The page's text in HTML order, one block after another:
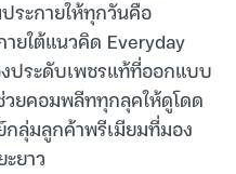
ระกายให้ทุกวันคือ
ยใต้แนวคิด Everyday
ประดับเพชรแท้ที่ออกแบบ
วยคอมพลีททุกลุคให้ดูโดด
กลุ่มลูกค้าพรีเมียมที่มอง
ยาว